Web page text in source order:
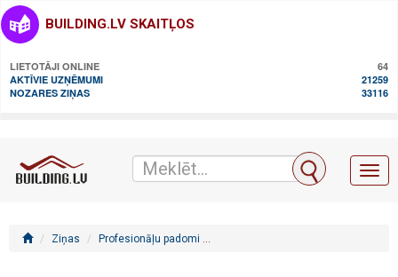
BUILDING.LV SKAITĻOS
LIETOTĀJI ONLINE
64
AKTĪVIE UZŅĒMUMI
21259
NOZARES ZIŅAS
33116
Ziņas Profesionāļu padomi